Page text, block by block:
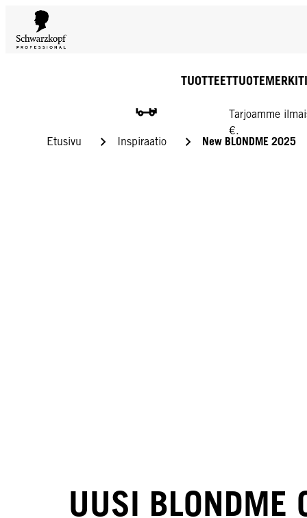
Tarjoamme
€.
TUOTTEETTUOTEMERKIT
Etusivu Inspiraatio New BLONDME 2025
UUSI BLONDME